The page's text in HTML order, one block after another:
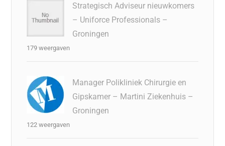
Strategisch Adviseur nieuwkomers
– Uniforce Professionals –
Groningen
179 weergaven
Manager Polikliniek Chirurgie en
Gipskamer – Martini Ziekenhuis –
Groningen
122 weergaven